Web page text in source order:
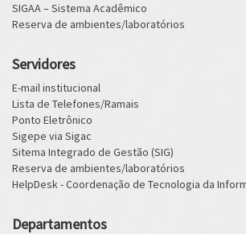
SIGAA – Sistema Acadêmico
Reserva de ambientes/laboratórios
Servidores
E-mail institucional
Lista de Telefones/Ramais
Ponto Eletrônico
Sigepe via Sigac
Sitema Integrado de Gestão (SIG)
Reserva de ambientes/laboratórios
HelpDesk - Coordenação de Tecnologia da
Departamentos